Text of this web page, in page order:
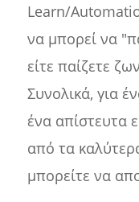
Learn/
να μπορεί να
είτε παίζετε
Συνολικά, για
ένα απίστευτα
από τα
μπορείτε να